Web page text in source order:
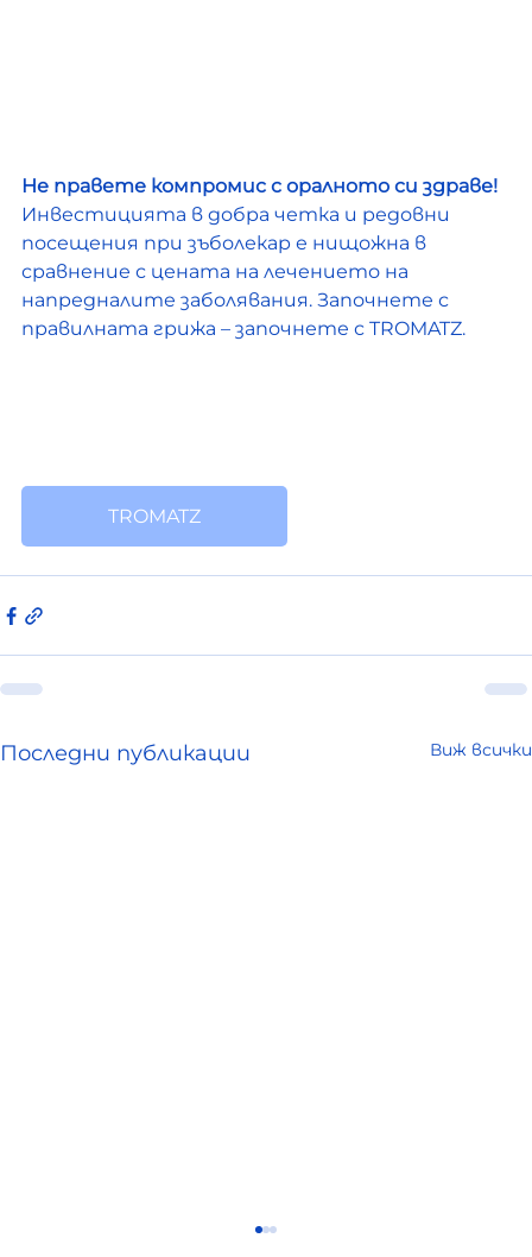
Не правете компромис с оралното си здраве!
Инвестицията в добра четка и редовни
посещения при зъболекар е нищожна в
сравнение с цената на лечението на
напредналите заболявания. Започнете с
правилната грижа – започнете с TROMATZ.
TROMATZ
Последни публикации Виж всички